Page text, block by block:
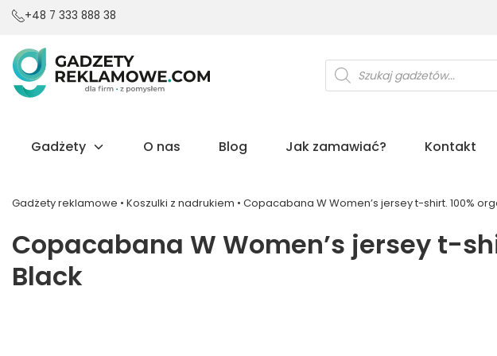
+48 7 333 888 38
Wyszukiwarka
produktów
Gadżety O nas Blog Jak zamawiać? Kontakt
Gadżety reklamowe • Koszulki z nadrukiem • Copacabana W Women’s jersey t-shirt. 100%
Copacabana W Women’s jersey t-
Black